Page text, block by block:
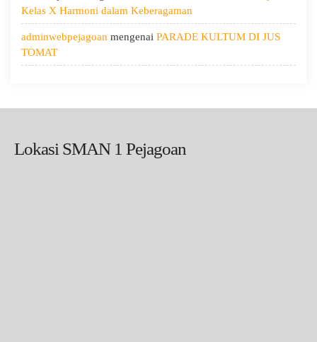
Kelas X Harmoni dalam Keberagaman
adminwebpejagoan mengenai PARADE KULTUM DI JUS
TOMAT
Lokasi SMAN 1 Pejagoan